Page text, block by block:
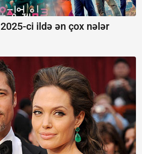
2025-ci ildə ən çox nələr